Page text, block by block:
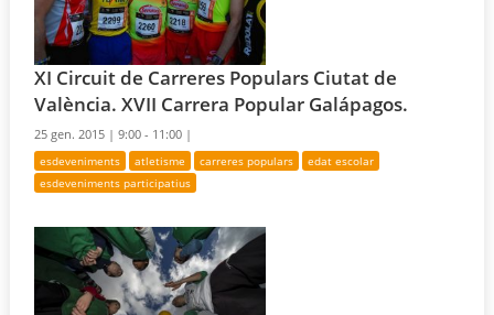
XI Circuit de Carreres Populars Ciutat de
València. XVII Carrera Popular Galápagos.
25 gen. 2015 |9:00 - 11:00 |
esdeveniments atletisme carreres populars
edat escolar
esdeveniments participatius